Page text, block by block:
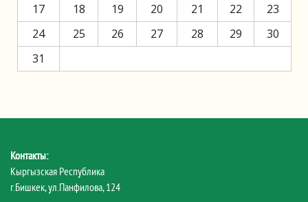
17
18 19 20 21 22
23
24
25 26 27 28 29
30
31
Контакты:
Кыргызская Республика
г.Бишкек, ул.Панфилова, 124